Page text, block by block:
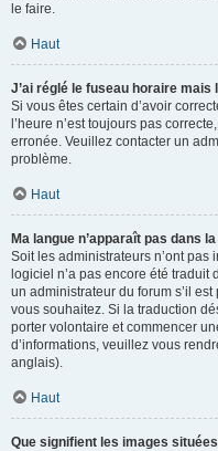
le faire.
Haut
J’ai réglé le fuseau horaire mais
Si vous êtes certain d’avoir
l’heure n’est toujours pas
erronée. Veuillez contacter un
problème.
Haut
Ma langue n’apparaît pas dans
Soit les administrateurs n’ont pas
logiciel n’a pas encore été
un administrateur du forum s’il
vous souhaitez. Si la traduction
porter volontaire et commencer
d’informations, veuillez vous
anglais).
Haut
Que signifient les images